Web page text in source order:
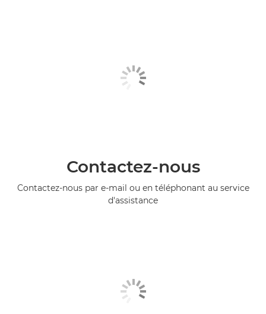
Contactez-nous
Contactez-nous par e-mail ou en téléphonant au service
d'assistance